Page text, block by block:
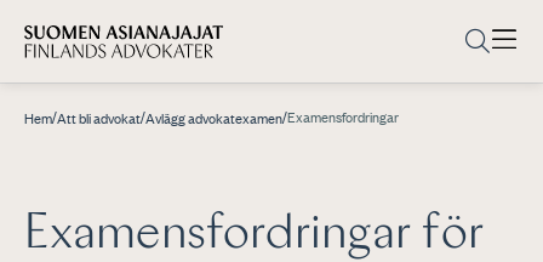
Hem/Att bli advokat/Avlägg advokatexamen/Examensfordringar
Examensfordringar för